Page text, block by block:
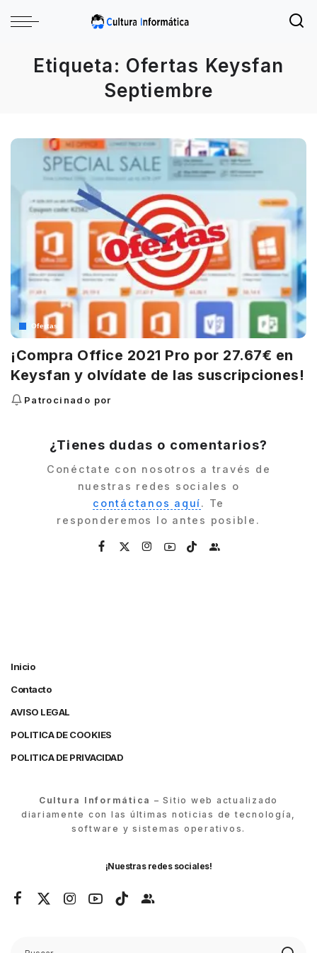
Etiqueta: Ofertas Keysfan
Septiembre
Ofertas
¡Compra Office 2021 Pro por 27.67€ en
Keysfan y olvídate de las suscripciones!
Patrocinado por
¿Tienes dudas o comentarios?
Conéctate con nosotros a través de
nuestras redes sociales o
contáctanos aquí. Te
responderemos lo antes posible.
Inicio
Contacto
AVISO LEGAL
POLITICA DE COOKIES
POLITICA DE PRIVACIDAD
Cultura Informática – Sitio web actualizado
diariamente con las últimas noticias de tecnología,
software y sistemas operativos.
¡Nuestras redes sociales!